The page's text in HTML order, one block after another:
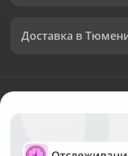
Доставка в